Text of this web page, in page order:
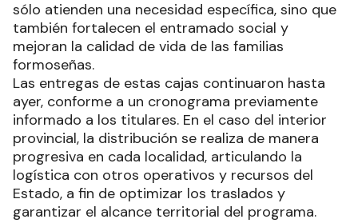
sólo atienden una necesidad específica, sino que
también fortalecen el entramado social y
mejoran la calidad de vida de las familias
formoseñas.
Las entregas de estas cajas continuaron hasta
ayer, conforme a un cronograma previamente
informado a los titulares. En el caso del interior
provincial, la distribución se realiza de manera
progresiva en cada localidad, articulando la
logística con otros operativos y recursos del
Estado, a fin de optimizar los traslados y
garantizar el alcance territorial del programa.